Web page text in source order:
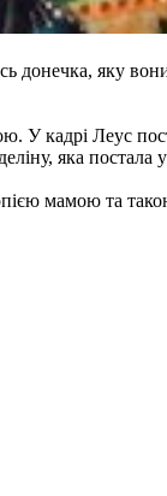
яку вони
У кадрі Леус
яка постала
мамою та